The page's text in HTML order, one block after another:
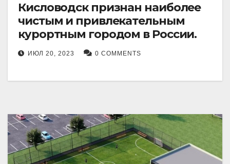
Кисловодск признан наиболее
чистым и привлекательным
курортным городом в России.
ИЮЛ 20, 2023 0 COMMENTS